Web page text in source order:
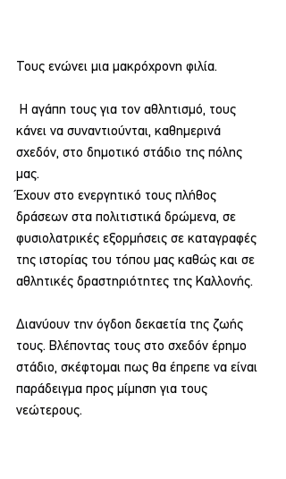
Τους ενώνει μια μακρόχρονη φιλία.
κάνει να συναντιούνται, καθημερινά
σχεδόν, στο δημοτικό στάδιο της πόλης
μας.
Έχουν στο ενεργητικό τους πλήθος
δράσεων στα πολιτιστικά δρώμενα, σε
φυσιολατρικές εξορμήσεις σε καταγραφές
της ιστορίας του τόπου μας καθώς και σε
αθλητικές δραστηριότητες της Καλλονής.
Διανύουν την όγδοη δεκαετία της ζωής
τους. Βλέποντας τους στο σχεδόν έρημο
στάδιο, σκέφτομαι πως θα έπρεπε να είναι
παράδειγμα προς μίμηση για τους
νεώτερους.